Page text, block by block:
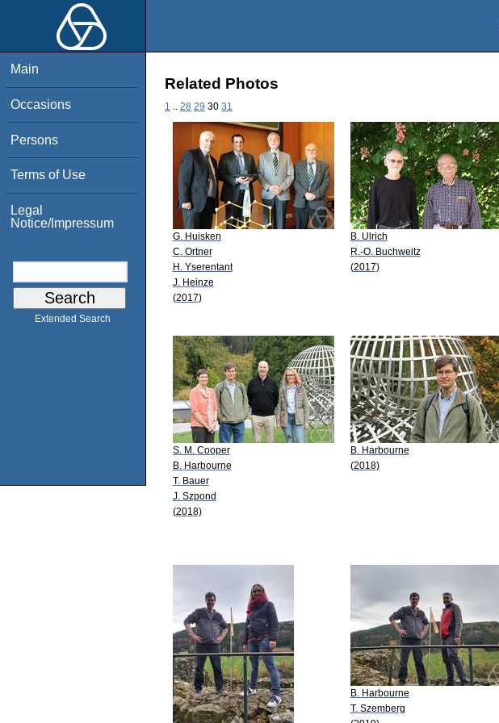
Main
Occasions
Persons
Terms of Use
Legal
Notice/Impressum
Extended Search
Related Photos
1 28 29 30 31
G. Huisken
C. Ortner
H. Yserentant
J. Heinze
(2017)
B. Ulrich
R.-O. Buchweitz
(2017)
S. M. Cooper
B. Harbourne
T. Bauer
J. Szpond
(2018)
B. Harbourne
(2018)
B. Harbourne
T. Szemberg